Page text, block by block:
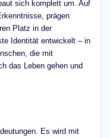
sich komplett um. Auf
prägen
Platz in der
Identität entwickelt – in
die mit
das Leben gehen und
Es wird mit